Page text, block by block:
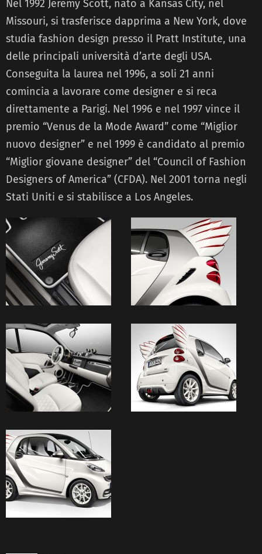
Nel 1992 Jeremy Scott, nato a Kansas City, nel
Missouri, si trasferisce dapprima a New York, dove
studia fashion design presso il Pratt Institute, una
delle principali università d’arte degli USA.
Conseguita la laurea nel 1996, a soli 21 anni
comincia a lavorare come designer e si reca
direttamente a Parigi. Nel 1996 e nel 1997 vince il
premio “Venus de la Mode Award” come “Miglior
nuovo designer” e nel 1999 è candidato al premio
“Miglior giovane designer” del “Council of Fashion
Designers of America” (CFDA). Nel 2001 torna negli
Stati Uniti e si stabilisce a Los Angeles.